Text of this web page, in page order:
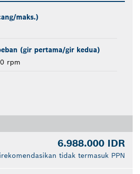
maks.)
(gir pertama/gir kedua)
rpm
6.988.000 IDR
tidak termasuk PPN